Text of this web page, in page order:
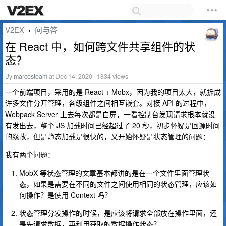
V2EX › 问与答
在 React 中，如何跨文件共享组件的状
态？
By marcosteamat Dec 14, 2020 · 1834 views
一个前端项目，采用的是 React + Mobx，因为我的项目太大，就拆成
许多文件分开管理，各级组件之间相互嵌套。对接 API 的过程中，
Webpack Server 上去每次都是白屏，一看控制台发现请求根本就没
有发出去，整个 JS 加载时间已经超过了 20 秒，初步怀疑是回源时间
的缘故，但是静态加载是很快的，又开始怀疑是状态管理的问题：
我有两个问题：
MobX 等状态管理的文章基本都讲的是在一个文件里面管理状
态，如果是需要在不同的文件之间使用相同的状态管理，应该如
何操作？是使用 Context 吗？
状态管理分发操作的时候，是应该将请求全部放在操作里面，还
是先请求数据，再利用获取的数据操作状态？